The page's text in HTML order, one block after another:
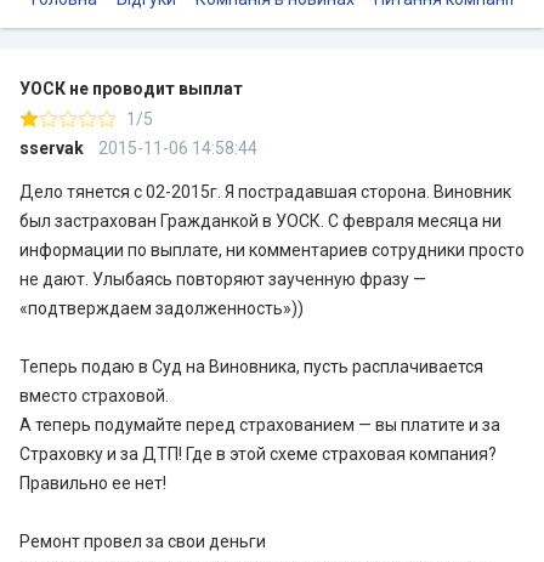
УОСК не проводит выплат
1/5
sservak
2015-11-06 14:58:44
Дело тянется с 02-2015г. Я пострадавшая сторона. Виновник
был застрахован Гражданкой в УОСК. С февраля месяца ни
информации по выплате, ни комментариев сотрудники просто
не дают. Улыбаясь повторяют заученную фразу —
«подтверждаем задолженность»))
Теперь подаю в Суд на Виновника, пусть расплачивается
вместо страховой.
А теперь подумайте перед страхованием — вы платите и за
Страховку и за ДТП! Где в этой схеме страховая компания?
Правильно ее нет!
Ремонт провел за свои деньги